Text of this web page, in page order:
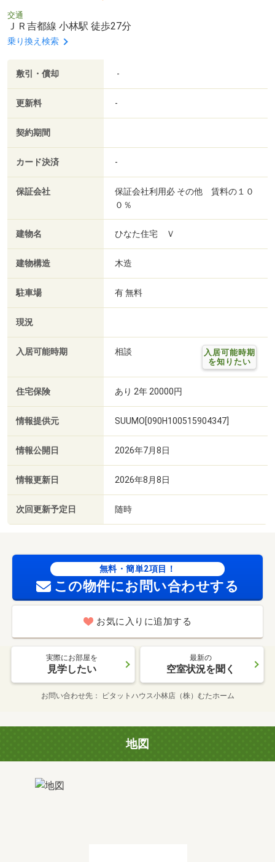
交通
ＪＲ吉都線 小林駅 徒歩27分
乗り換え検索
敷引・償却 -
更新料 -
契約期間
カード決済 -
保証会社
保証会社利用必 その他 賃料の１０
０％
建物名 ひなた住宅 Ｖ
建物構造 木造
駐車場 有 無料
現況
入居可能時期 相談
入居可能時期
を知りたい
住宅保険 あり 2年 20000円
情報提供元 SUUMO[090H100515904347]
情報公開日 2026年7月8日
情報更新日 2026年8月8日
次回更新予定日 随時
無料・簡単2項目！
この物件にお問い合わせする
お気に入りに追加する
実際にお部屋を
見学したい
最新の
空室状況を聞く
お問い合わせ先 ピタットハウス小林店（株）むたホーム
地図